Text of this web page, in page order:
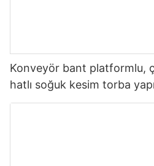
Konveyör bant platformlu,
hatlı soğuk kesim torba